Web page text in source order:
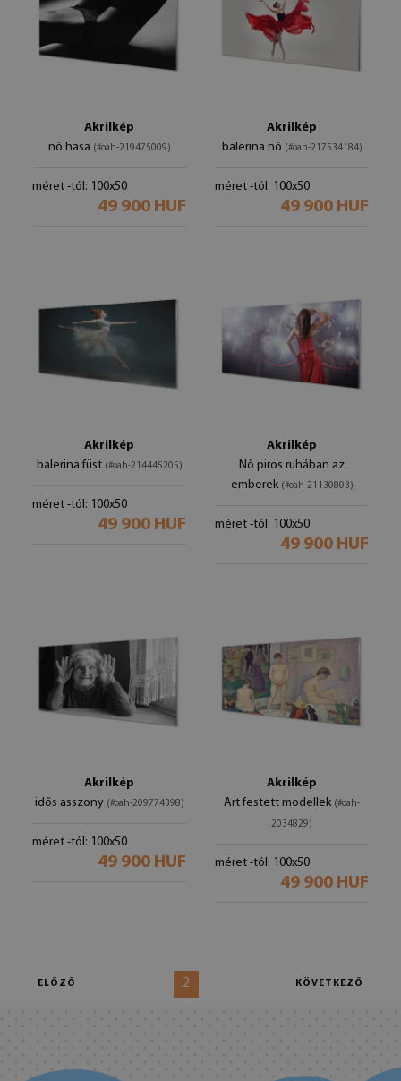
Akrilkép
nő hasa (#oah-219475009)
méret -tól: 100x50
49 900 HUF
Akrilkép
balerina nő (#oah-217534184)
méret -tól: 100x50
49 900 HUF
Akrilkép
balerina füst (#oah-214445205)
méret -tól: 100x50
49 900 HUF
Akrilkép
Nő piros ruhában az
emberek (#oah-21130803)
méret -tól: 100x50
49 900 HUF
Akrilkép
idős asszony (#oah-209774398)
méret -tól: 100x50
49 900 HUF
Akrilkép
Art festett modellek (#oah-
2034829)
méret -tól: 100x50
49 900 HUF
ELŐZŐ 2 KÖVETKEZŐ